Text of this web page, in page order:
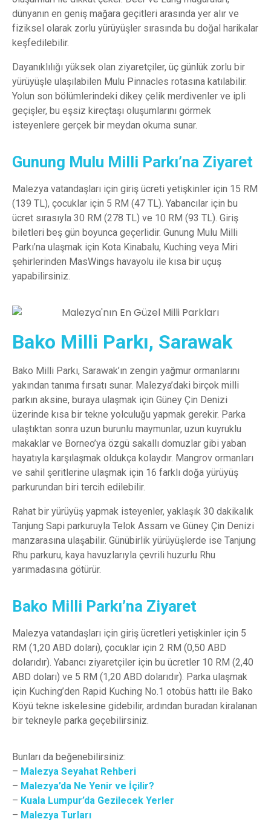
dünyanın en geniş mağara geçitleri arasında yer alır ve
fiziksel olarak zorlu yürüyüşler sırasında bu doğal harikalar
keşfedilebilir.
Dayanıklılığı yüksek olan ziyaretçiler, üç günlük zorlu bir
yürüyüşle ulaşılabilen Mulu Pinnacles rotasına katılabilir.
Yolun son bölümlerindeki dikey çelik merdivenler ve ipli
geçişler, bu eşsiz kireçtaşı oluşumlarını görmek
isteyenlere gerçek bir meydan okuma sunar.
Gunung Mulu Milli Parkı’na Ziyaret
Malezya vatandaşları için giriş ücreti yetişkinler için 15 RM
(139 TL), çocuklar için 5 RM (47 TL). Yabancılar için bu
ücret sırasıyla 30 RM (278 TL) ve 10 RM (93 TL). Giriş
biletleri beş gün boyunca geçerlidir. Gunung Mulu Milli
Parkı’na ulaşmak için Kota Kinabalu, Kuching veya Miri
şehirlerinden MasWings havayolu ile kısa bir uçuş
yapabilirsiniz.
Bako Milli Parkı, Sarawak
Bako Milli Parkı, Sarawak’ın zengin yağmur ormanlarını
yakından tanıma fırsatı sunar. Malezya’daki birçok milli
parkın aksine, buraya ulaşmak için Güney Çin Denizi
üzerinde kısa bir tekne yolculuğu yapmak gerekir. Parka
ulaştıktan sonra uzun burunlu maymunlar, uzun kuyruklu
makaklar ve Borneo’ya özgü sakallı domuzlar gibi yaban
hayatıyla karşılaşmak oldukça kolaydır. Mangrov ormanları
ve sahil şeritlerine ulaşmak için 16 farklı doğa yürüyüş
parkurundan biri tercih edilebilir.
Rahat bir yürüyüş yapmak isteyenler, yaklaşık 30 dakikalık
Tanjung Sapi parkuruyla Telok Assam ve Güney Çin Denizi
manzarasına ulaşabilir. Günübirlik yürüyüşlerde ise Tanjung
Rhu parkuru, kaya havuzlarıyla çevrili huzurlu Rhu
yarımadasına götürür.
Bako Milli Parkı’na Ziyaret
Malezya vatandaşları için giriş ücretleri yetişkinler için 5
RM (1,20 ABD doları), çocuklar için 2 RM (0,50 ABD
dolarıdır). Yabancı ziyaretçiler için bu ücretler 10 RM (2,40
ABD doları) ve 5 RM (1,20 ABD dolarıdır). Parka ulaşmak
için Kuching’den Rapid Kuching No.1 otobüs hattı ile Bako
Köyü tekne iskelesine gidebilir, ardından buradan kiralanan
bir tekneyle parka geçebilirsiniz.
Bunları da beğenebilirsiniz:
– Malezya Seyahat Rehberi
– Malezya’da Ne Yenir ve İçilir?
– Kuala Lumpur’da Gezilecek Yerler
– Malezya Turları